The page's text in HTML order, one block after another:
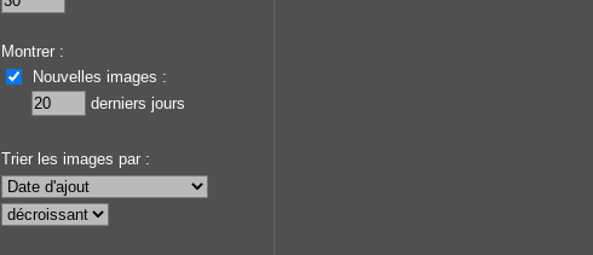
Montrer :
Nouvelles images :
derniers jours
Trier les images par :